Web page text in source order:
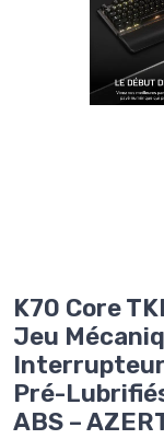
K70 Core
Jeu
Pré-
ABS –